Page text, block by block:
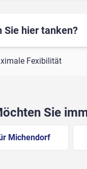
Sie hier tanken?
Fexibilität
Sie
Michendorf